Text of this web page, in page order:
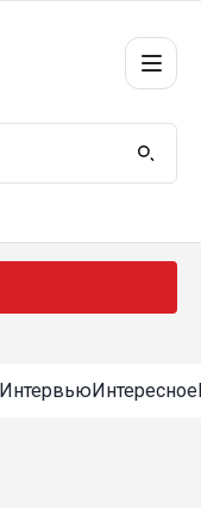
ИнтервьюИнтересное